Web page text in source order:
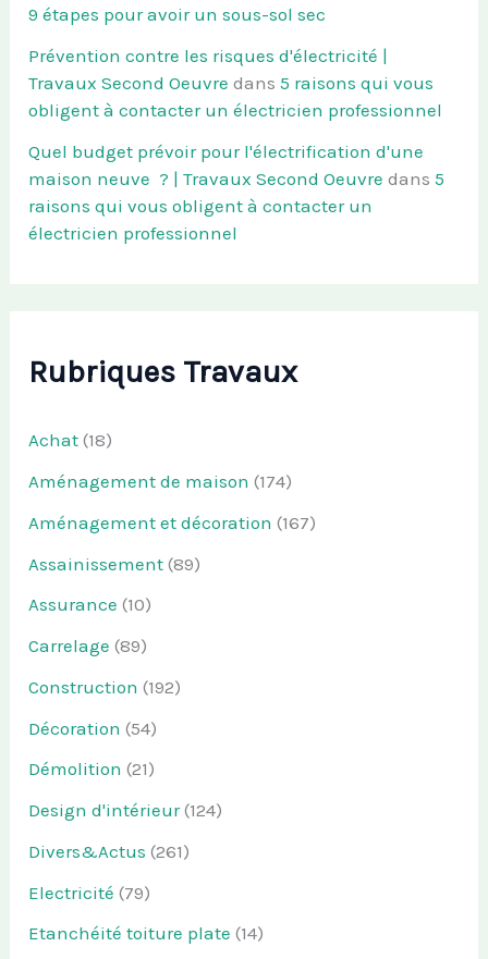
9 étapes pour avoir un sous-sol sec
Prévention contre les risques d'électricité |
Travaux Second Oeuvre dans5 raisons qui vous
obligent à contacter un électricien professionnel
Quel budget prévoir pour l'électrification d'une
maison neuve ? | Travaux Second Oeuvre dans5
raisons qui vous obligent à contacter un
électricien professionnel
Rubriques Travaux
Achat (18)
Aménagement de maison (174)
Aménagement et décoration (167)
Assainissement (89)
Assurance (10)
Carrelage (89)
Construction (192)
Décoration (54)
Démolition (21)
Design d'intérieur(124)
Divers&Actus (261)
Electricité (79)
Etanchéité toiture plate (14)